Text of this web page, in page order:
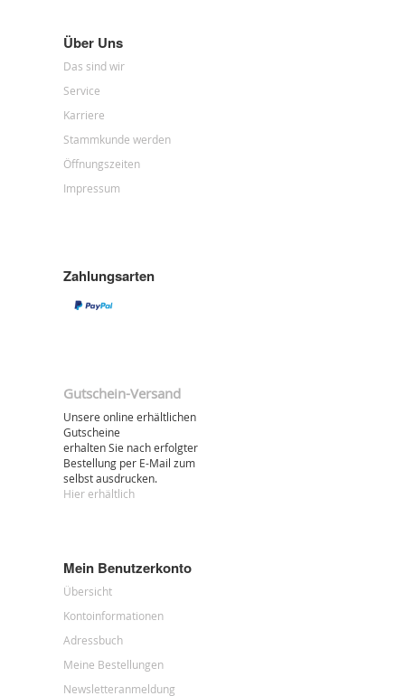
Über Uns
Das sind wir
Service
Karriere
Stammkunde werden
Öffnungszeiten
Impressum
Zahlungsarten
Gutschein-Versand
Unsere online erhältlichen
Gutscheine
erhalten Sie nach erfolgter
Bestellung per E-Mail zum
selbst ausdrucken.
Hier erhältlich
Mein Benutzerkonto
Übersicht
Kontoinformationen
Adressbuch
Meine Bestellungen
Newsletteranmeldung